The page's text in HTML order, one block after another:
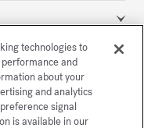
technologies to
and
about your
and analytics
signal
is available in our